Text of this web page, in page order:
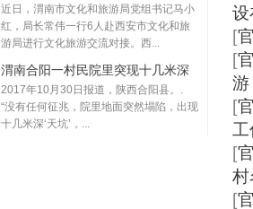
近日，渭南市文化和旅游局党组书记马小
红，局长常伟一行6人赴西安市文化和旅
游局进行文化旅游交流对接。西...
渭南合阳一村民院里突现十几米深
2017年10月30日报道，陕西合阳县。.
“没有任何征兆，院里地面突然塌陷，出现
十几米深‘天坑’，...
设
[
[
游
[
[
村
[